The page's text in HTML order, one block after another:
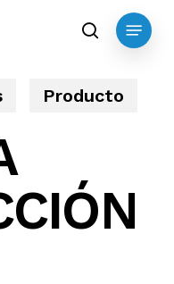
search
Menu
Producto